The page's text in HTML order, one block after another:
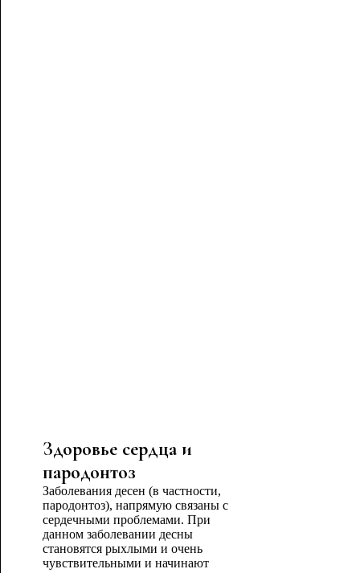
Здоровье сердца и
пародонтоз
Заболевания десен (в частности,
пародонтоз), напрямую связаны с
сердечными проблемами. При
данном заболевании десны
становятся рыхлыми и очень
чувствительными и начинают